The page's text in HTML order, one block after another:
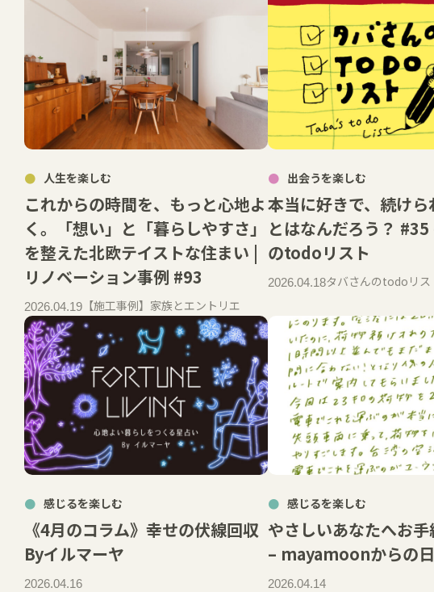
人生を楽しむ
これからの時間を、もっと心地よ
く。「想い」と「暮らしやすさ」
を整えた北欧テイストな住まい |
リノベーション事例 #93
2026.04.19【施工事例】家族とエントリエ
出会うを楽しむ
本当に好きで、続けら
とはなんだろう？
のtodoリスト
2026.04.18タバさんのtodoリス
感じるを楽しむ
《4月のコラム》幸せの伏線回収
Byイルマーヤ
2026.04.16
感じるを楽しむ
やさしいあなたへお
– mayamoonからの
2026.04.14